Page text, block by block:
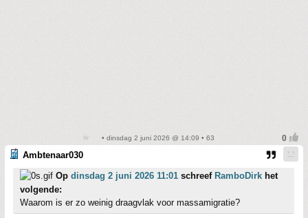
• dinsdag 2 juni 2026 @ 14:09 • 63
Ambtenaar030
Op dinsdag 2 juni 2026 11:01 schreef RamboDirk het
volgende:
Waarom is er zo weinig draagvlak voor massamigratie?